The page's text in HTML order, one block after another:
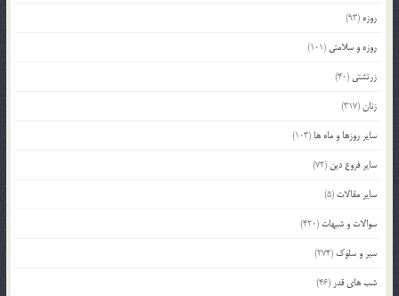
روزه (93)
روزه و سلامتی (101)
زرتشتی (40)
زنان(317)
سایر روزها و ماه ها (103)
سایر فروع دین (72)
سایر مقالات (5)
سوالات و شبهات (420)
سیر و سلوک (274)
شب های قدر (46)